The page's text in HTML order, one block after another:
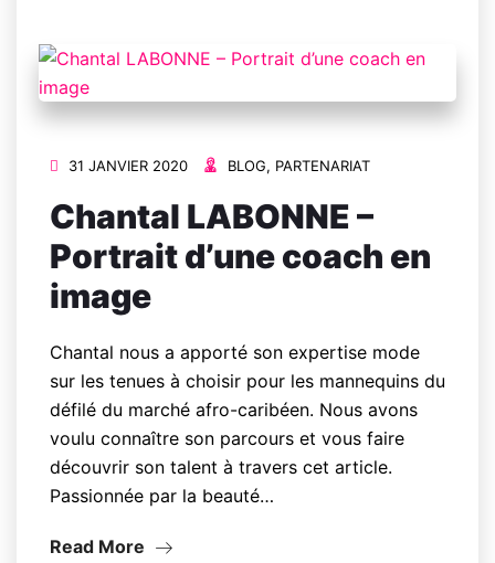
31 JANVIER 2020 BLOG, PARTENARIAT
Chantal LABONNE –
Portrait d’une coach en
image
Chantal nous a apporté son expertise mode
sur les tenues à choisir pour les mannequins du
défilé du marché afro-caribéen. Nous avons
voulu connaître son parcours et vous faire
découvrir son talent à travers cet article.
Passionnée par la beauté…
Read More